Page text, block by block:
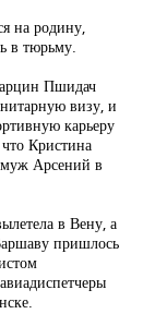
на родину,
в тюрьму.
Пшидач
визу, и
карьеру
Кристина
муж Арсений в
в Вену, а
пришлось